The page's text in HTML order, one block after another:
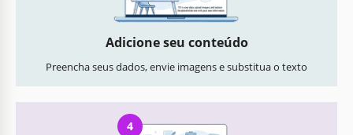
Adicione seu conteúdo
Preencha seus dados, envie imagens e substitua o texto
4